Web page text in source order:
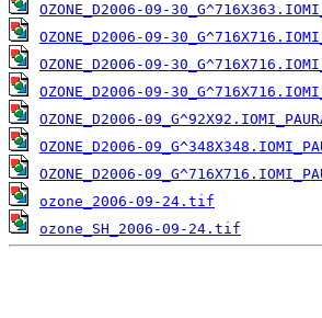
OZONE_D2006-09-
OZONE_D2006-09-
OZONE_D2006-09-
OZONE_D2006-09-
OZONE_D2006-
OZONE_D2006-
OZONE_D2006-
ozone_2006-09-24.tif
ozone_SH_2006-09-24.tif